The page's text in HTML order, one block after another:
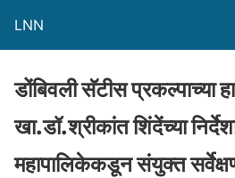
LNN
डोंबिवली सॅटीस प्रकल्पाच्या
खा.डॉ.श्रीकांत शिंदेंच्या
महापालिकेकडून संयुक्त